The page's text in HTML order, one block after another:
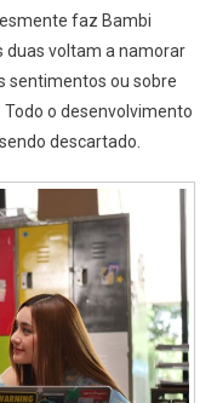
faz Bambi
duas voltam a namorar
sentimentos ou sobre
o desenvolvimento
descartado.